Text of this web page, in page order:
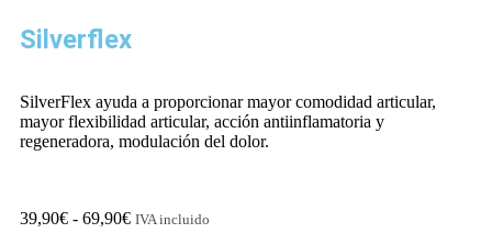
Silverflex
SilverFlex ayuda a proporcionar mayor comodidad articular,
mayor flexibilidad articular, acción antiinflamatoria y
regeneradora, modulación del dolor.
39,90€ - 69,90€ IVA incluido